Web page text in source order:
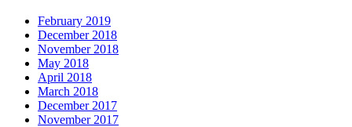
February 2019
December 2018
November 2018
May 2018
April 2018
March 2018
December 2017
November 2017